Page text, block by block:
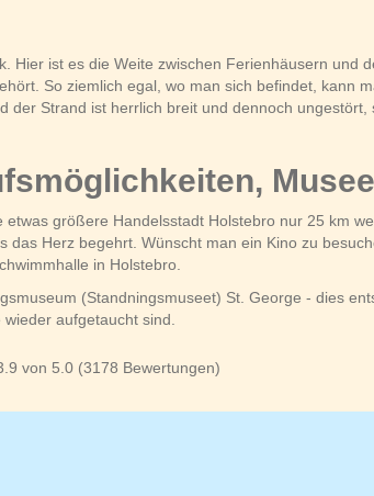
ist es die Weite zwischen Ferienhäusern und
So ziemlich egal, wo man sich befindet, kann
Strand ist herrlich breit und dennoch ungestört,
größere Handelsstadt Holstebro nur 25 km
Herz begehrt. Wünscht man ein Kino zu
in Holstebro.
(Standningsmuseet) St. George - dies
aufgetaucht sind.
von 5.0 (3178 Bewertungen)